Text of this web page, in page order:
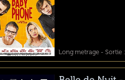
Long metrage - Sortie